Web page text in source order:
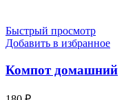
товара.
Быстрый просмотр
Добавить в избранное
Компот домашний